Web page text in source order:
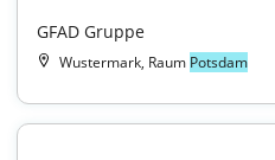
GFAD Gruppe
Wustermark, Raum Potsdam